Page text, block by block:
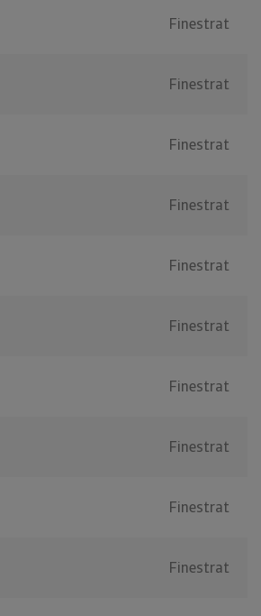
Finestrat
Finestrat
Finestrat
Finestrat
Finestrat
Finestrat
Finestrat
Finestrat
Finestrat
Finestrat